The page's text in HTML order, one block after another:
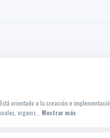
Está orientado a la creación e
organiz...
Mostrar más